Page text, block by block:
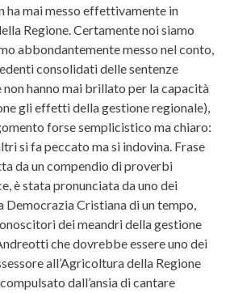
ha mai messo effettivamente in
Regione. Certamente noi siamo
abbondantemente messo nel conto,
consolidati delle sentenze
hanno mai brillato per la capacità
gli effetti della gestione regionale),
forse semplicistico ma chiaro:
si fa peccato ma si indovina. Frase
da un compendio di proverbi
è stata pronunciata da uno dei
Democrazia Cristiana di un tempo,
dei meandri della gestione
che dovrebbe essere uno dei
all’Agricoltura della Regione
dall’ansia di cantare